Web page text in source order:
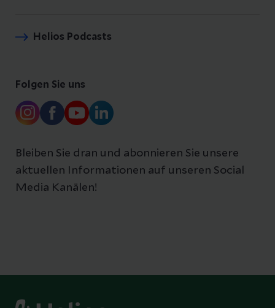
Helios Podcasts
Folgen Sie uns
Bleiben Sie dran und abonnieren Sie unsere
aktuellen Informationen auf unseren Social
Media Kanälen!